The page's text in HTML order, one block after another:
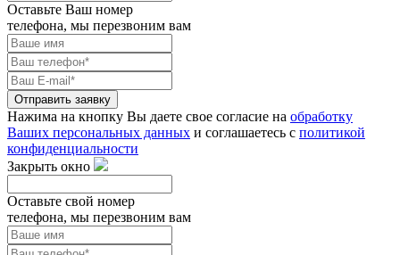
Оставьте Ваш номер
телефона, мы перезвоним вам
Отправить заявку
Нажима на кнопку Вы даете свое согласие на обработку
Ваших персональных данных и соглашаетесь с политикой
конфиденциальности
Закрыть окно
Оставьте свой номер
телефона, мы перезвоним вам